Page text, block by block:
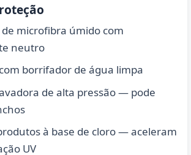
de microfibra úmido com
neutro
borrifador de água limpa
de alta pressão — pode
à base de cloro — aceleram
UV